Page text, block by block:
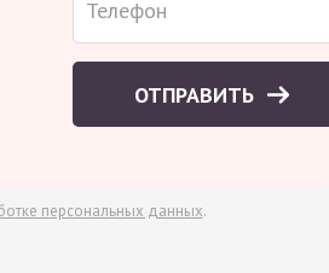
ОТПРАВИТЬ
персональных данных.